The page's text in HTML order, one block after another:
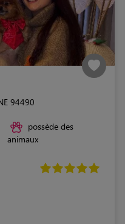
94490
possède des
animaux